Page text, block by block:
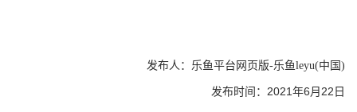
发布人：乐鱼平台网页版-乐鱼leyu(中国)
发布时间： 2021 年6月 22 日